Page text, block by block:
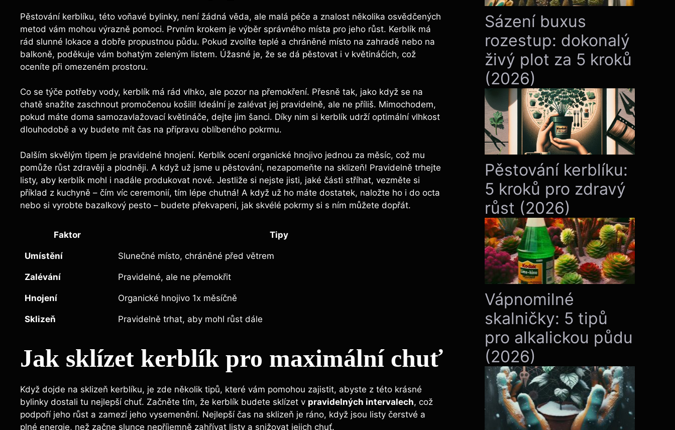
Pěstování kerblíku, této voňavé bylinky, není žádná věda, ale malá péče a znalost několika osvědčených
metod vám mohou výrazně pomoci. Prvním krokem je výběr správného místa pro jeho růst. Kerblík má
rád slunné lokace a dobře propustnou půdu. Pokud zvolíte teplé a chráněné místo na zahradě nebo na
balkoně, poděkuje vám bohatým zeleným listem. Úžasné je, že se dá pěstovat i v květináčích, což
oceníte při omezeném prostoru.
Co se týče potřeby vody, kerblík má rád vlhko, ale pozor na přemokření. Přesně tak, jako když se na
chatě snažíte zaschnout promočenou košili! Ideální je zalévat jej pravidelně, ale ne příliš. Mimochodem,
pokud máte doma samozavlažovací květináče, dejte jim šanci. Díky nim si kerblík udrží optimální vlhkost
dlouhodobě a vy budete mít čas na přípravu oblíbeného pokrmu.
Dalším skvělým tipem je pravidelné hnojení. Kerblík ocení organické hnojivo jednou za měsíc, což mu
pomůže růst zdravěji a plodněji. A když už jsme u pěstování, nezapomeňte na sklizeň! Pravidelně trhejte
listy, aby kerblík mohl i nadále produkovat nové. Jestliže si nejste jisti, jaké části stříhat, vezměte si
příklad z kuchyně – čím víc ceremonií, tím lépe chutná! A když už ho máte dostatek, naložte ho i do octa
nebo si vyrobte bazalkový pesto – budete překvapeni, jak skvélé pokrmy si s ním můžete dopřát.
Faktor Tipy
Umístění Slunečné místo, chráněné před větrem
Zalévání Pravidelné, ale ne přemokřit
Hnojení Organické hnojivo 1x měsíčně
Sklizeň Pravidelně trhat, aby mohl růst dále
Jak sklízet kerblík pro maximální chuť
Když dojde na sklizeň kerblíku, je zde několik tipů, které vám pomohou zajistit, abyste z této krásné
bylinky dostali tu nejlepší chuť. Začněte tím, že kerblík budete sklízet v pravidelných intervalech, což
podpoří jeho růst a zamezí jeho vysemenění. Nejlepší čas na sklizeň je ráno, když jsou listy čerstvé a
plné energie, než začne slunce nepříjemně zahřívat listy a snižovat jejich chuť.
Sázení buxus
rozestup: dokonalý
živý plot za 5 kroků
(2026)
Pěstování kerblíku:
5 kroků pro zdravý
růst (2026)
Vápnomilné
skalničky: 5 tipů
pro alkalickou půdu
(2026)